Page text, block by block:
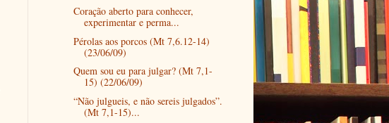
Coração aberto para conhecer,
experimentar e perma...
Pérolas aos porcos (Mt 7,6.12-14)
(23/06/09)
Quem sou eu para julgar? (Mt 7,1-
15) (22/06/09)
“Não julgueis, e não sereis julgados”.
(Mt 7,1-15)...